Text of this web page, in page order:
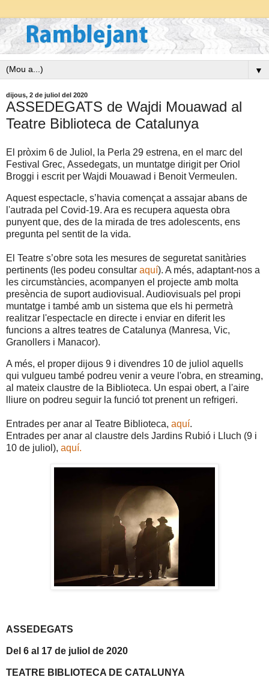
▼
dijous, 2 de juliol del 2020
ASSEDEGATS de Wajdi Mouawad al
Teatre Biblioteca de Catalunya
El pròxim 6 de Juliol, la Perla 29 estrena, en el marc del
Festival Grec, Assedegats, un muntatge dirigit per Oriol
Broggi i escrit per Wajdi Mouawad i Benoit Vermeulen.
Aquest espectacle, s’havia començat a assajar abans de
l'autrada pel Covid-19. Ara es recupera aquesta obra
punyent que, des de la mirada de tres adolescents, ens
pregunta pel sentit de la vida.
El Teatre s’obre sota les mesures de seguretat sanitàries
pertinents (les podeu consultar aquí). A més, adaptant-nos a
les circumstàncies, acompanyen el projecte amb molta
presència de suport audiovisual. Audiovisuals pel propi
muntatge i també amb un sistema que els hi permetrà
realitzar l'espectacle en directe i enviar en diferit les
funcions a altres teatres de Catalunya (Manresa, Vic,
Granollers i Manacor).
A més, el proper dijous 9 i divendres 10 de juliol aquells
qui vulgueu també podreu venir a veure l'obra, en streaming,
al mateix claustre de la Biblioteca. Un espai obert, a l'aire
lliure on podreu seguir la funció tot prenent un refrigeri.
Entrades per anar al Teatre Biblioteca, aquí.
Entrades per anar al claustre dels Jardins Rubió i Lluch (9 i
10 de juliol), aquí.
ASSEDEGATS
Del 6 al 17 de juliol de 2020
TEATRE BIBLIOTECA DE CATALUNYA